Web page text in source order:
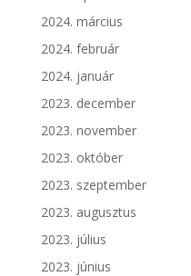
2024. március
2024. február
2024. január
2023. december
2023. november
2023. október
2023. szeptember
2023. augusztus
2023. július
2023. június